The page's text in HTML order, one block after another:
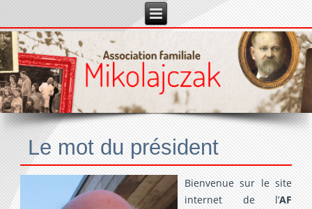
Le mot du président
Bienvenue sur le site
internet de l’AF